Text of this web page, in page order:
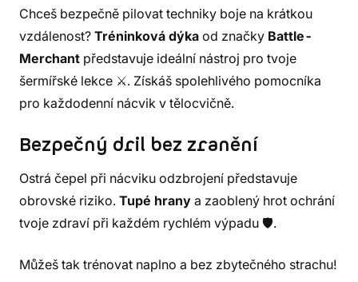
Chceš bezpečně pilovat techniky boje na krátkou
vzdálenost? Tréninková dýka od značky Battle-
Merchant představuje ideální nástroj pro tvoje
šermířské lekce ⚔️. Získáš spolehlivého pomocníka
pro každodenní nácvik v tělocvičně.
Bezpečný dril bez zranění
Ostrá čepel při nácviku odzbrojení představuje
obrovské riziko. Tupé hrany a zaoblený hrot ochrání
tvoje zdraví při každém rychlém výpadu 🛡️.
Můžeš tak trénovat naplno a bez zbytečného strachu!